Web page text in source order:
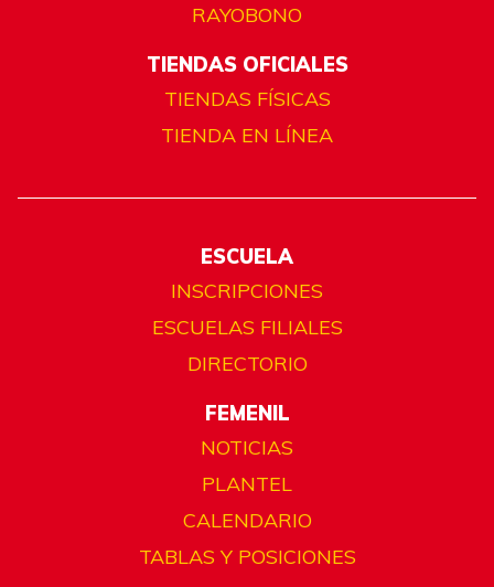
RAYOBONO
TIENDAS OFICIALES
TIENDAS FÍSICAS
TIENDA EN LÍNEA
ESCUELA
INSCRIPCIONES
ESCUELAS FILIALES
DIRECTORIO
FEMENIL
NOTICIAS
PLANTEL
CALENDARIO
TABLAS Y POSICIONES